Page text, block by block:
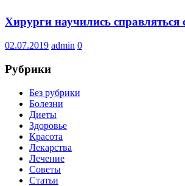
Хирурги научились
02.07.2019 admin 0
Рубрики
Без рубрики
Болезни
Диеты
Здоровье
Красота
Лекарства
Лечение
Советы
Статьи